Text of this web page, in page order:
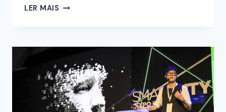
LER MAIS